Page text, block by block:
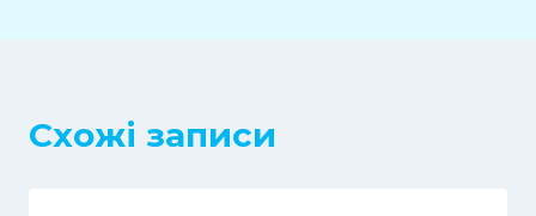
Схожі записи